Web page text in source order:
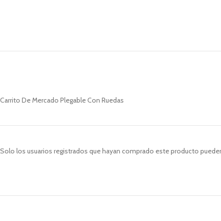
Carrito De Mercado Plegable Con Ruedas
Solo los usuarios registrados que hayan comprado este producto